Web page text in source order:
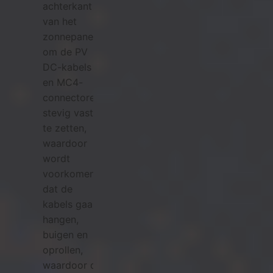
achterkant
van het
zonnepaneel
om de PV
DC-kabels
en MC4-
connectoren
stevig vast
te zetten,
waardoor
wordt
voorkomen
dat de
kabels gaan
hangen,
buigen en
oprollen,
waardoor de